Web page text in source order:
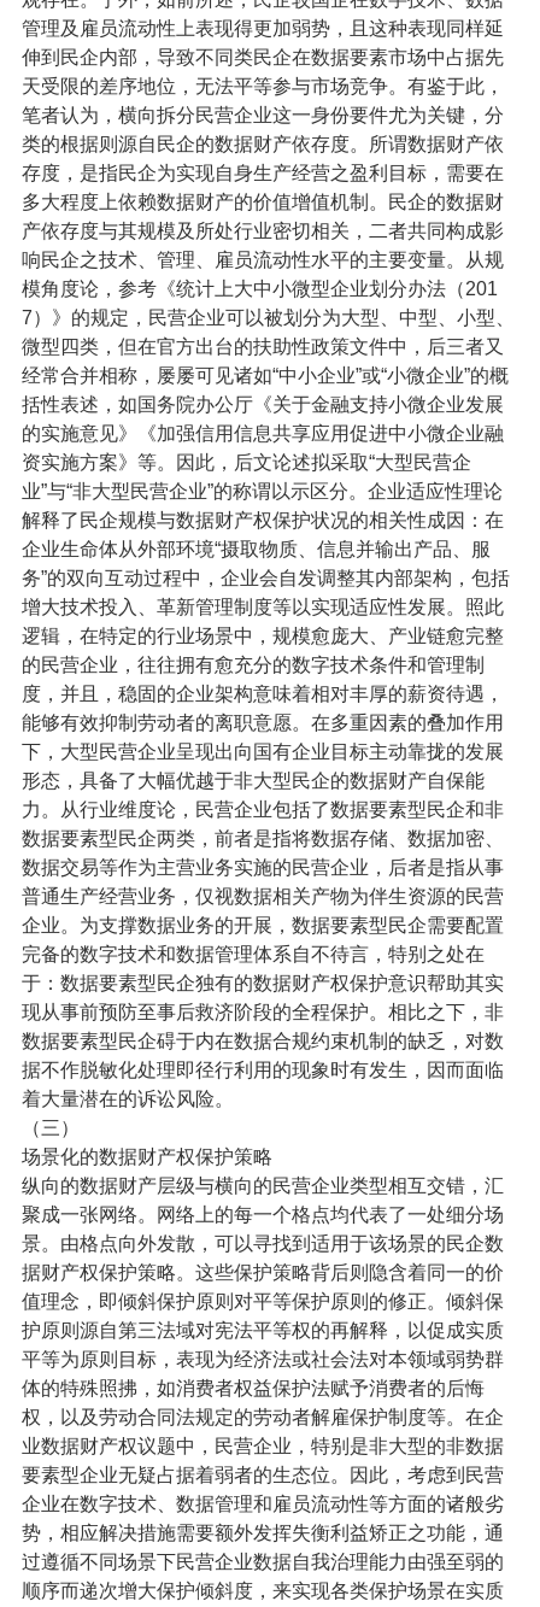
管理及雇员流动性上表现得更加弱势，且这种表现同样延
伸到民企内部，导致不同类民企在数据要素市场中占据先
天受限的差序地位，无法平等参与市场竞争。有鉴于此，
笔者认为，横向拆分民营企业这一身份要件尤为关键，分
类的根据则源自民企的数据财产依存度。所谓数据财产依
存度，是指民企为实现自身生产经营之盈利目标，需要在
多大程度上依赖数据财产的价值增值机制。民企的数据财
产依存度与其规模及所处行业密切相关，二者共同构成影
响民企之技术、管理、雇员流动性水平的主要变量。从规
模角度论，参考《统计上大中小微型企业划分办法（201
7）》的规定，民营企业可以被划分为大型、中型、小型、
微型四类，但在官方出台的扶助性政策文件中，后三者又
经常合并相称，屡屡可见诸如“中小企业”或“小微企业”的概
括性表述，如国务院办公厅《关于金融支持小微企业发展
的实施意见》《加强信用信息共享应用促进中小微企业融
资实施方案》等。因此，后文论述拟采取“大型民营企
业”与“非大型民营企业”的称谓以示区分。企业适应性理论
解释了民企规模与数据财产权保护状况的相关性成因：在
企业生命体从外部环境“摄取物质、信息并输出产品、服
务”的双向互动过程中，企业会自发调整其内部架构，包括
增大技术投入、革新管理制度等以实现适应性发展。照此
逻辑，在特定的行业场景中，规模愈庞大、产业链愈完整
的民营企业，往往拥有愈充分的数字技术条件和管理制
度，并且，稳固的企业架构意味着相对丰厚的薪资待遇，
能够有效抑制劳动者的离职意愿。在多重因素的叠加作用
下，大型民营企业呈现出向国有企业目标主动靠拢的发展
形态，具备了大幅优越于非大型民企的数据财产自保能
力。从行业维度论，民营企业包括了数据要素型民企和非
数据要素型民企两类，前者是指将数据存储、数据加密、
数据交易等作为主营业务实施的民营企业，后者是指从事
普通生产经营业务，仅视数据相关产物为伴生资源的民营
企业。为支撑数据业务的开展，数据要素型民企需要配置
完备的数字技术和数据管理体系自不待言，特别之处在
于：数据要素型民企独有的数据财产权保护意识帮助其实
现从事前预防至事后救济阶段的全程保护。相比之下，非
数据要素型民企碍于内在数据合规约束机制的缺乏，对数
据不作脱敏化处理即径行利用的现象时有发生，因而面临
着大量潜在的诉讼风险。
（三）
场景化的数据财产权保护策略
纵向的数据财产层级与横向的民营企业类型相互交错，汇
聚成一张网络。网络上的每一个格点均代表了一处细分场
景。由格点向外发散，可以寻找到适用于该场景的民企数
据财产权保护策略。这些保护策略背后则隐含着同一的价
值理念，即倾斜保护原则对平等保护原则的修正。倾斜保
护原则源自第三法域对宪法平等权的再解释，以促成实质
平等为原则目标，表现为经济法或社会法对本领域弱势群
体的特殊照拂，如消费者权益保护法赋予消费者的后悔
权，以及劳动合同法规定的劳动者解雇保护制度等。在企
业数据财产权议题中，民营企业，特别是非大型的非数据
要素型企业无疑占据着弱者的生态位。因此，考虑到民营
企业在数字技术、数据管理和雇员流动性等方面的诸般劣
势，相应解决措施需要额外发挥失衡利益矫正之功能，通
过遵循不同场景下民营企业数据自我治理能力由强至弱的
顺序而递次增大保护倾斜度，来实现各类保护场景在实质